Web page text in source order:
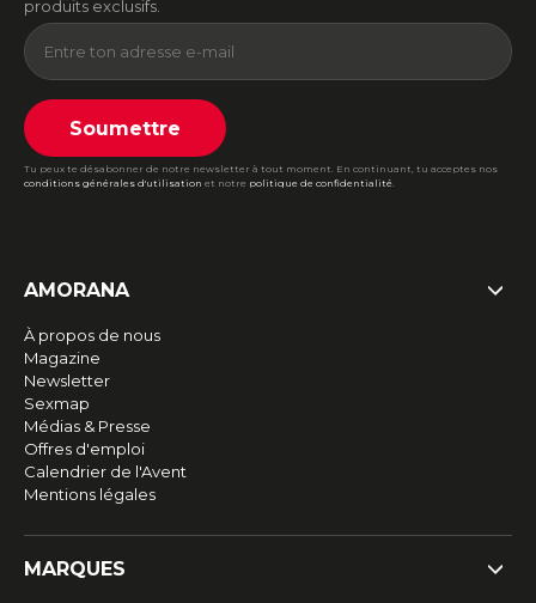
produits exclusifs.
Soumettre
Tu peux te désabonner de notre newsletter à tout moment. En continuant, tu acceptes nos
conditions générales d'utilisation et notre politique de confidentialité.
AMORANA
À propos de nous
Magazine
Newsletter
Sexmap
Médias & Presse
Offres d'emploi
Calendrier de l'Avent
Mentions légales
MARQUES